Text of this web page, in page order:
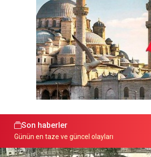
Son haberler
Günün en taze ve güncel olayları